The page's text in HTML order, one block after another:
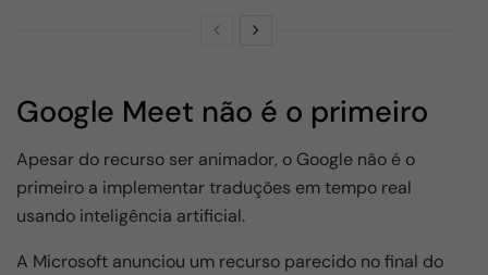
Google Meet não é o primeiro
Apesar do recurso ser animador, o Google não é o
primeiro a implementar traduções em tempo real
usando inteligência artificial.
A Microsoft anunciou um recurso parecido no final do